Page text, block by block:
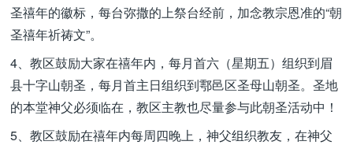
圣禧年的徽标，每台弥撒的上祭台经前，加念教宗恩准的“朝
圣禧年祈祷文”。
4、教区鼓励大家在禧年内，每月首六（星期五）组织到眉
县十字山朝圣，每月首主日组织到鄠邑区圣母山朝圣。圣地
的本堂神父必须临在，教区主教也尽量参与此朝圣活动中！
5、教区鼓励在禧年内每周四晚上，神父组织教友，在神父